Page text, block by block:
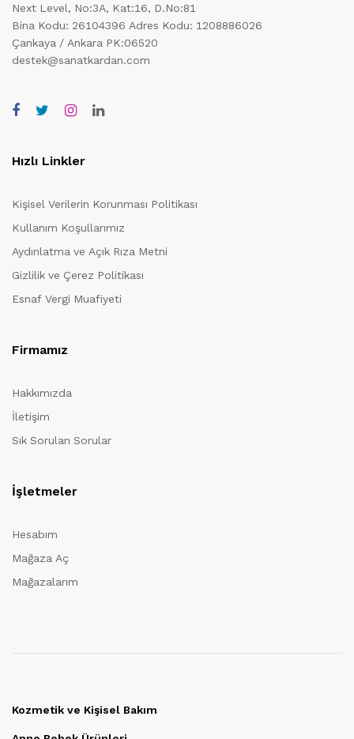
Next Level, No:3A, Kat:16, D.No:81
Bina Kodu: 26104396 Adres Kodu: 1208886026
Çankaya / Ankara PK:06520
destek@sanatkardan.com
Hızlı Linkler
Kişisel Verilerin Korunması Politikası
Kullanım Koşullarımız
Aydınlatma ve Açık Rıza Metni
Gizlilik ve Çerez Politikası
Esnaf Vergi Muafiyeti
Firmamız
Hakkımızda
İletişim
Sık Sorulan Sorular
İşletmeler
Hesabım
Mağaza Aç
Mağazalarım
Kozmetik ve Kişisel Bakım